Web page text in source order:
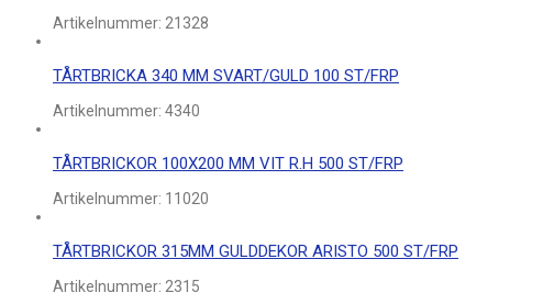
Artikelnummer: 21328
TÅRTBRICKA 340 MM SVART/GULD 100 ST/FRP
Artikelnummer: 4340
TÅRTBRICKOR 100X200 MM VIT R.H 500 ST/FRP
Artikelnummer: 11020
TÅRTBRICKOR 315MM GULDDEKOR ARISTO 500 ST/FRP
Artikelnummer: 2315